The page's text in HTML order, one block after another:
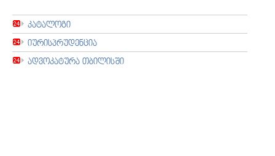
კატალოგი
იურისპრუდენცია
ადვოკატურა თბილისში